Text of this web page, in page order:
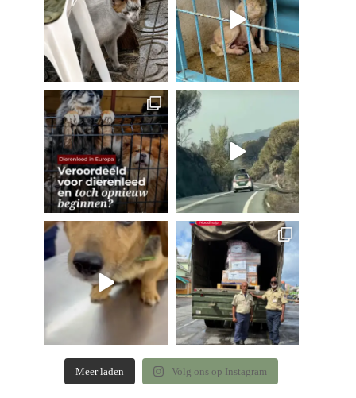
Meer laden Volg ons op Instagram